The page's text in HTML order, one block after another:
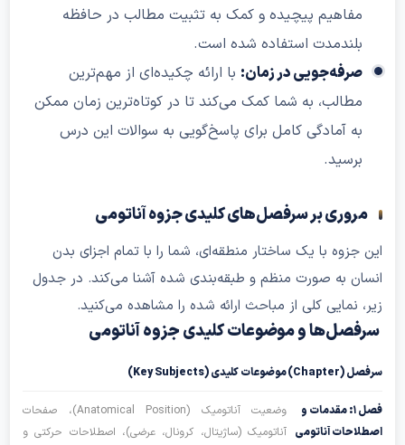
مفاهیم پیچیده و کمک به تثبیت مطالب در حافظه
بلندمدت استفاده شده است.
صرفه‌جویی در زمان:با ارائه چکیده‌ای از مهم‌ترین
مطالب، به شما کمک می‌کند تا در کوتاه‌ترین زمان ممکن
به آمادگی کامل برای پاسخ‌گویی به سوالات این درس
برسید.
مروری بر سرفصل‌های کلیدی جزوه آناتومی
این جزوه با یک ساختار منطقه‌ای، شما را با تمام اجزای بدن
انسان به صورت منظم و طبقه‌بندی شده آشنا می‌کند. در جدول
زیر، نمایی کلی از مباحث ارائه شده را مشاهده می‌کنید.
سرفصل‌ها و موضوعات کلیدی جزوه آناتومی
سرفصل (Chapter) موضوعات کلیدی (Key Subjects)
فصل ۱: مقدمات و
اصطلاحات آناتومی
وضعیت آناتومیک (Anatomical Position)، صفحات
آناتومیک (ساژیتال، کرونال، عرضی)، اصطلاحات حرکتی و